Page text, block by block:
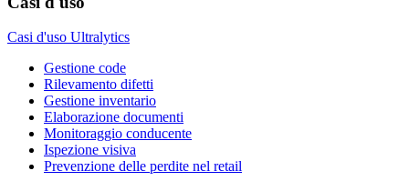
Casi d'uso Ultralytics
Gestione code
Rilevamento difetti
Gestione inventario
Elaborazione documenti
Monitoraggio conducente
Ispezione visiva
Prevenzione delle perdite nel retail